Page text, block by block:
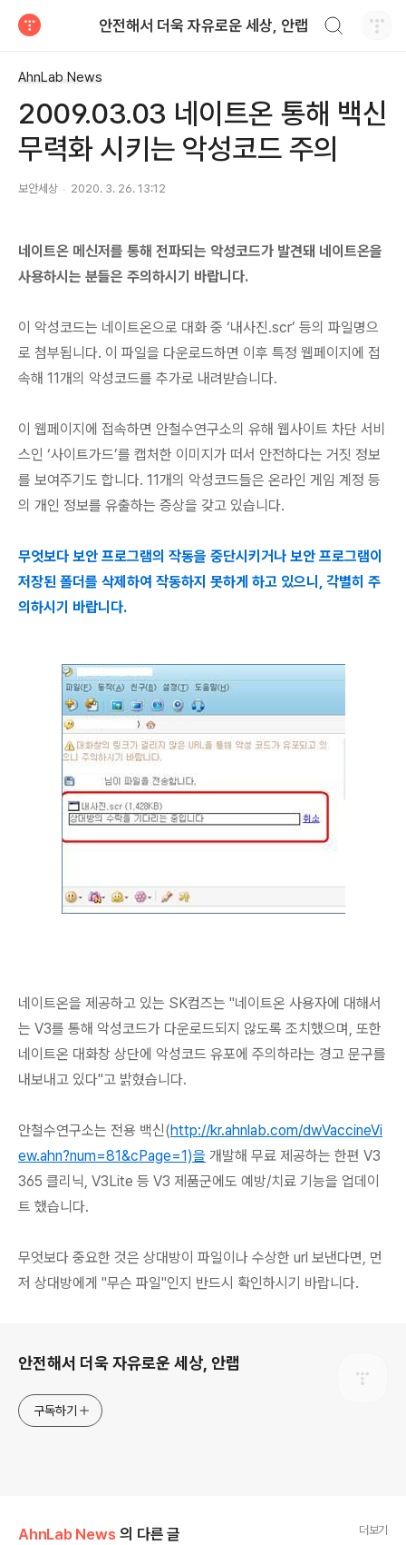
안전해서 더욱 자유로운 세상, 안랩
AhnLab News
2009.03.03 네이트온 통해 백신
무력화 시키는 악성코드 주의
보안세상 2020. 3. 26. 13:12
네이트온 메신저를 통해 전파되는 악성코드가 발견돼 네이트온을
사용하시는 분들은 주의하시기 바랍니다.
이 악성코드는 네이트온으로 대화 중 ‘내사진.scr’ 등의 파일명으
로 첨부됩니다. 이 파일을 다운로드하면 이후 특정 웹페이지에 접
속해 11개의 악성코드를 추가로 내려받습니다.
이 웹페이지에 접속하면 안철수연구소의 유해 웹사이트 차단 서비
스인 ‘사이트가드’를 캡처한 이미지가 떠서 안전하다는 거짓 정보
를 보여주기도 합니다. 11개의 악성코드들은 온라인 게임 계정 등
의 개인 정보를 유출하는 증상을 갖고 있습니다.
무엇보다 보안 프로그램의 작동을 중단시키거나 보안 프로그램이
저장된 폴더를 삭제하여 작동하지 못하게 하고 있으니, 각별히 주
의하시기 바랍니다.
네이트온을 제공하고 있는 SK컴즈는 "네이트온 사용자에 대해서
는 V3를 통해 악성코드가 다운로드되지 않도록 조치했으며, 또한
네이트온 대화창 상단에 악성코드 유포에 주의하라는 경고 문구를
내보내고 있다"고 밝혔습니다.
안철수연구소는 전용 백신(http://kr.ahnlab.com/dwVaccineVi
ew.ahn?num=81&cPage=1)을 개발해 무료 제공하는 한편 V3
365 클리닉, V3Lite 등 V3 제품군에도 예방/치료 기능을 업데이
트 했습니다.
무엇보다 중요한 것은 상대방이 파일이나 수상한 url 보낸다면, 먼
저 상대방에게 "무슨 파일"인지 반드시 확인하시기 바랍니다.
안전해서 더욱 자유로운 세상, 안랩
구독하기
AhnLab News 의 다른 글 더보기